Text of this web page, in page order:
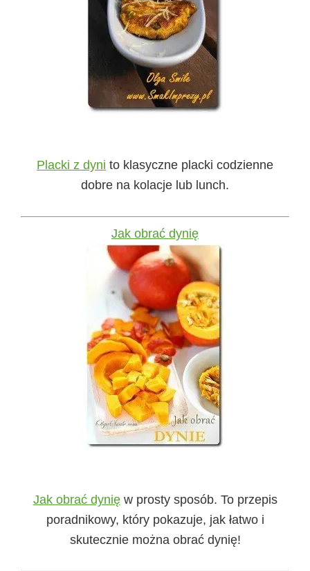
Placki z dyni to klasyczne placki codzienne
dobre na kolacje lub lunch.
Jak obrać dynię
Jak obrać dynięw prosty sposób. To przepis
poradnikowy, który pokazuje, jak łatwo i
skutecznie można obrać dynię!